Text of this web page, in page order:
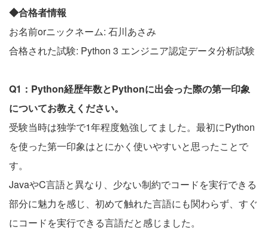
◆合格者情報
お名前orニックネーム: 石川あさみ
合格された試験: Python 3 エンジニア認定データ分析試験
Q1：Python経歴年数とPythonに出会った際の第一印象
についてお教えください。
受験当時は独学で1年程度勉強してました。最初にPython
を使った第一印象はとにかく使いやすいと思ったことで
す。
JavaやC言語と異なり、少ない制約でコードを実行できる
部分に魅力を感じ、初めて触れた言語にも関わらず、すぐ
にコードを実行できる言語だと感じました。